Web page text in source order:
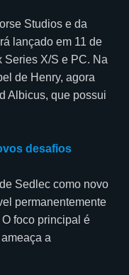
Studios e da
lançado em 11 de
Series X/S e PC. Na
de Henry, agora
Albicus, que possui
desafios
Sedlec como novo
permanentemente
foco principal é
a